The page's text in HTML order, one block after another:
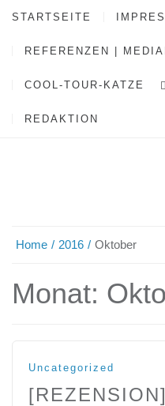
STARTSEITE
REFERENZEN |
COOL-TOUR-KATZE
REDAKTION
Home 2016 Oktober
Monat:
Uncategorized